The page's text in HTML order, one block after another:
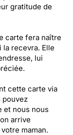
gratitude de
carte fera naître
la recevra. Elle
lui
cette carte via
pouvez
et nous nous
arrive
maman.